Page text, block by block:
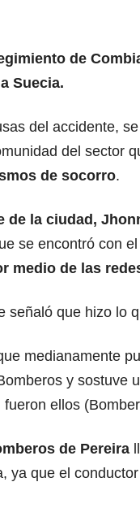
de
Suecia.
del accidente,
del sector
de socorro.
de la ciudad,
se encontró con
medio de las
señaló que hizo lo
medianamente
y sostuve
ellos
de Pereira
ya que el